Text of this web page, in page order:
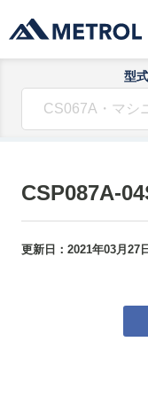
型
CSP087A-
更新日： 2021年03月27日